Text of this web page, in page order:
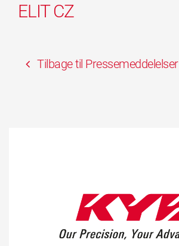
ELIT CZ
Tilbage til Pressemeddelelser